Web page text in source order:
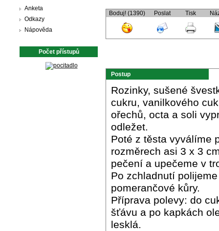
Anketa
Odkazy
Nápověda
Počet přístupů
Boduj! (1390) Poslat Tisk
Postup
Rozinky, sušené
cukru, vanilkového
ořechů, octa a soli
odležet.
Poté z těsta vyválíme
rozměrech asi 3 x 3
pečení a upečeme v
Po zchladnutí
pomerančové kůry.
Příprava polevy: do
šťávu a po kapkách
lesklá.